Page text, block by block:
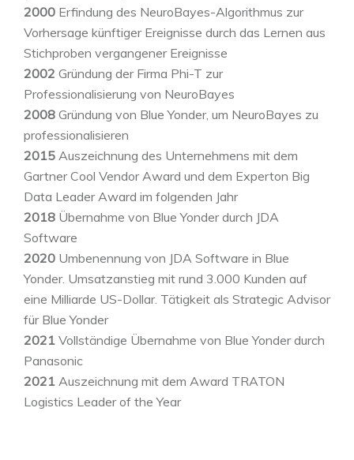
2000 Erfindung des NeuroBayes-Algorithmus zur
Vorhersage künftiger Ereignisse durch das Lernen aus
Stichproben vergangener Ereignisse
2002 Gründung der Firma Phi-T zur
Professionalisierung von NeuroBayes
2008 Gründung von Blue Yonder, um NeuroBayes zu
professionalisieren
2015 Auszeichnung des Unternehmens mit dem
Gartner Cool Vendor Award und dem Experton Big
Data Leader Award im folgenden Jahr
2018 Übernahme von Blue Yonder durch JDA
Software
2020 Umbenennung von JDA Software in Blue
Yonder. Umsatzanstieg mit rund 3.000 Kunden auf
eine Milliarde US-Dollar. Tätigkeit als Strategic Advisor
für Blue Yonder
2021 Vollständige Übernahme von Blue Yonder durch
Panasonic
2021 Auszeichnung mit dem Award TRATON
Logistics Leader of the Year